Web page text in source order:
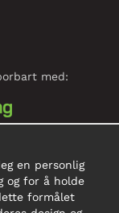
med:
en personlig
og for å holde
formålet